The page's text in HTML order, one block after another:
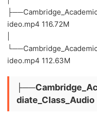
ideo.mp4 116.72M
ideo.mp4 112.63M
diate_Class_Audio